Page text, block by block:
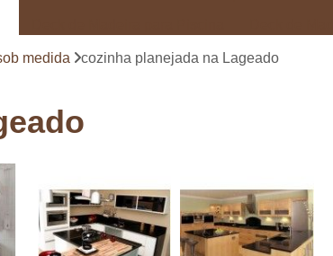
Deck de Madeira para Varanda
Deck de
Marcenaria com Móveis Planejados
Marcenaria de Personalização de
medida cozinha planejada na Lageado